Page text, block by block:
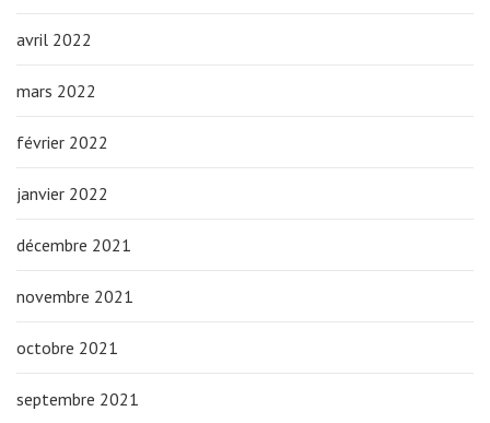
avril 2022
mars 2022
février 2022
janvier 2022
décembre 2021
novembre 2021
octobre 2021
septembre 2021